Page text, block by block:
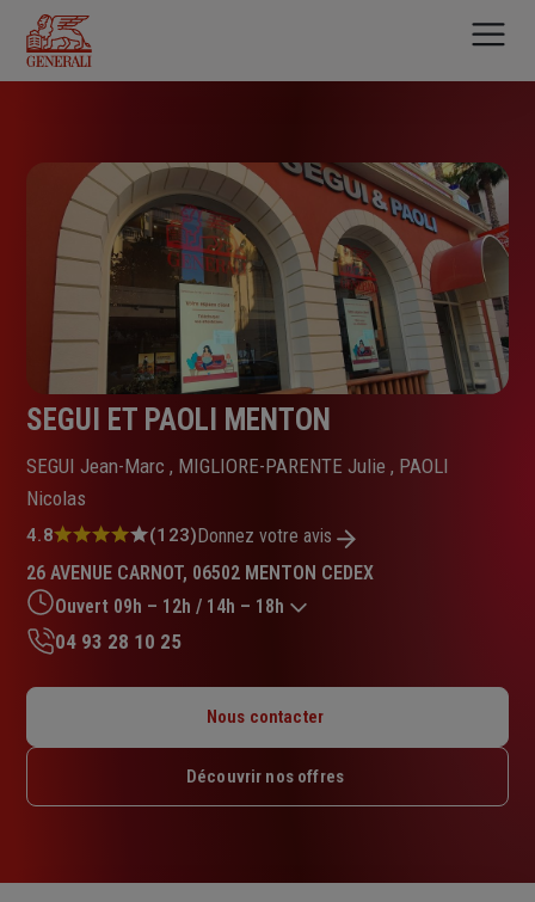
contenu
principal
SEGUI ET PAOLI MENTON
SEGUI Jean-Marc , MIGLIORE-PARENTE Julie , PAOLI
Nicolas
Note
4.8
sur
5
étoiles
4.8 (123)Donnez votre avis
26 AVENUE CARNOT, 06502 MENTON CEDEX
Ouvert 09h – 12h / 14h – 18h
Mardi : 09h – 12h / 14h – 18h
Jeudi : 09h – 12h / 14h – 18h
04 93 28 10 25
Nous contacter
Découvrir nos offres